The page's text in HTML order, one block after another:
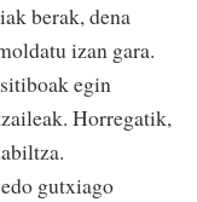
berak, dena
izan gara.
egin
Horregatik,
gutxiago